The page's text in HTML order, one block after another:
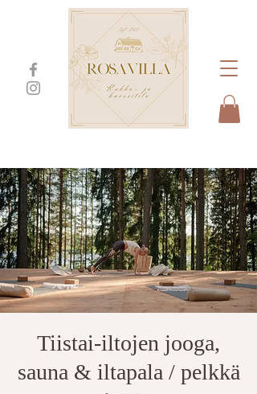
Tiistai-iltojen jooga,
sauna & iltapala / pelkkä